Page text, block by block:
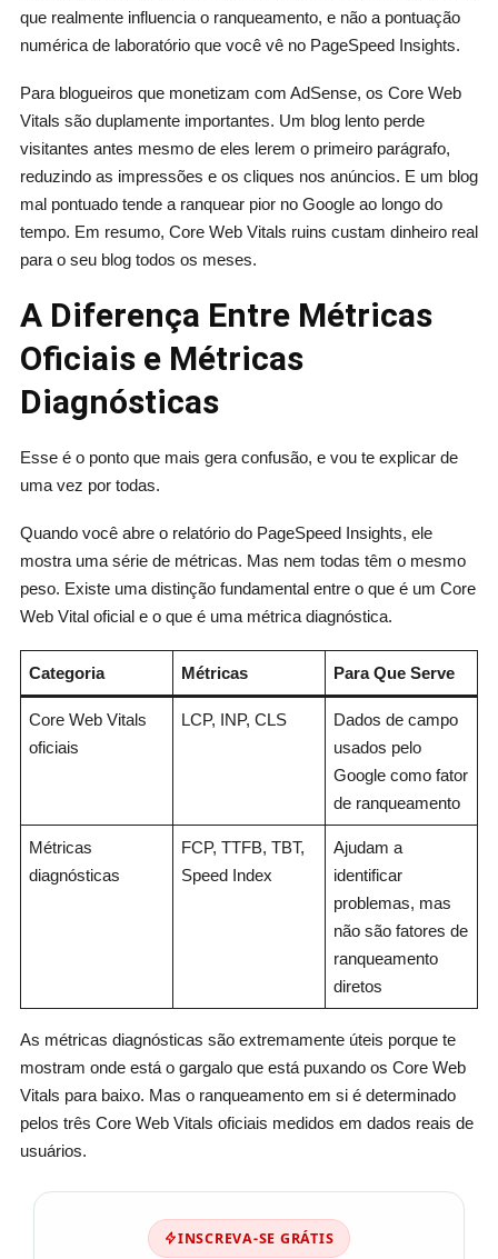
que realmente influencia o ranqueamento, e não a pontuação
numérica de laboratório que você vê no PageSpeed Insights.
Para blogueiros que monetizam com AdSense, os Core Web
Vitals são duplamente importantes. Um blog lento perde
visitantes antes mesmo de eles lerem o primeiro parágrafo,
reduzindo as impressões e os cliques nos anúncios. E um blog
mal pontuado tende a ranquear pior no Google ao longo do
tempo. Em resumo, Core Web Vitals ruins custam dinheiro real
para o seu blog todos os meses.
A Diferença Entre Métricas
Oficiais e Métricas
Diagnósticas
Esse é o ponto que mais gera confusão, e vou te explicar de
uma vez por todas.
Quando você abre o relatório do PageSpeed Insights, ele
mostra uma série de métricas. Mas nem todas têm o mesmo
peso. Existe uma distinção fundamental entre o que é um Core
Web Vital oficial e o que é uma métrica diagnóstica.
Categoria Métricas Para Que Serve
Core Web Vitals
oficiais
LCP, INP, CLS
Dados de campo
usados pelo
Google como fator
de ranqueamento
Métricas
diagnósticas
FCP, TTFB, TBT,
Speed Index
Ajudam a
identificar
problemas, mas
não são fatores de
ranqueamento
diretos
As métricas diagnósticas são extremamente úteis porque te
mostram onde está o gargalo que está puxando os Core Web
Vitals para baixo. Mas o ranqueamento em si é determinado
pelos três Core Web Vitals oficiais medidos em dados reais de
usuários.
INSCREVA-SE GRÁTIS